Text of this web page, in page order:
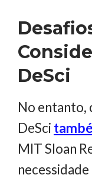
DeSci
No entanto,
DeSci
MIT Sloan